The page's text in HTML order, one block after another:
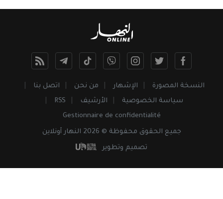
النسخة المصورة الإشهار من نحن
اتصل بنا
سياسة الخصوصية
الأرشيف
RSS
Gestionnaire de confidentialité
جميع الحقوق محفوظة © 2026 النهار أونلاين
تصميم وتطوير